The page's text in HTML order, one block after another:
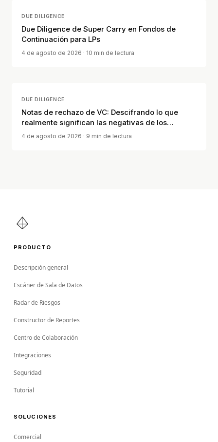
DUE DILIGENCE
Due Diligence de Super Carry en Fondos de
Continuación para LPs
4 de agosto de 2026 · 10 min de lectura
DUE DILIGENCE
Notas de rechazo de VC: Descifrando lo que
realmente significan las negativas de los
inversores
4 de agosto de 2026 · 9 min de lectura
PRODUCTO
Descripción general
Escáner de Sala de Datos
Radar de Riesgos
Constructor de Reportes
Centro de Colaboración
Integraciones
Seguridad
Tutorial
SOLUCIONES
Comercial